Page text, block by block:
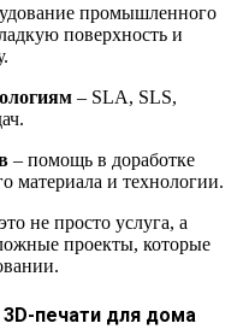
промышленного
поверхность и
– SLA, SLS,
– помощь в доработке
материала и технологии.
не просто услуга, а
проекты, которые
печати для дома